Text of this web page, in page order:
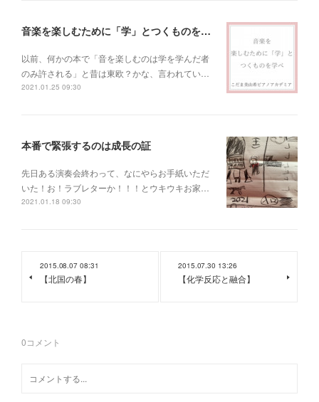
音楽を楽しむために「学」とつくものを学べ！
以前、何かの本で「音を楽しむのは学を学んだ者
のみ許される」と昔は東欧？かな、言われてい…
2021.01.25 09:30
本番で緊張するのは成長の証
先日ある演奏会終わって、なにやらお手紙いただ
いた！お！ラブレターか！！！とウキウキお家…
2021.01.18 09:30
2015.08.07 08:31
【北国の春】
2015.07.30 13:26
【化学反応と融合】
0コメント